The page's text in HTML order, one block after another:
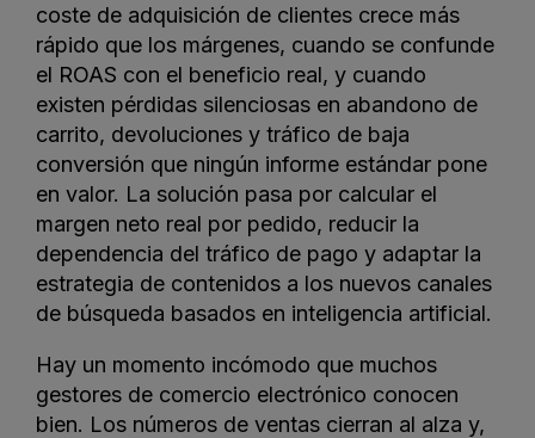
coste de adquisición de clientes crece más
rápido que los márgenes, cuando se confunde
el ROAS con el beneficio real, y cuando
existen pérdidas silenciosas en abandono de
carrito, devoluciones y tráfico de baja
conversión que ningún informe estándar pone
en valor. La solución pasa por calcular el
margen neto real por pedido, reducir la
dependencia del tráfico de pago y adaptar la
estrategia de contenidos a los nuevos canales
de búsqueda basados en inteligencia artificial.
Hay un momento incómodo que muchos
gestores de comercio electrónico conocen
bien. Los números de ventas cierran al alza y,